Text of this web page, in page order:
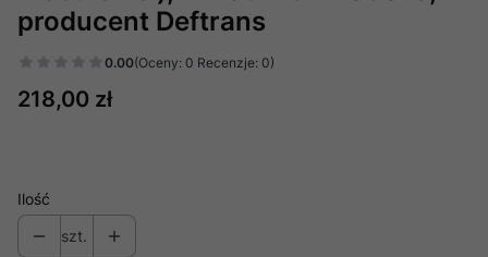
producent Deftrans
0.00(Oceny: 0 Recenzje: 0)
Cena
218,00 zł
Ilość
szt.